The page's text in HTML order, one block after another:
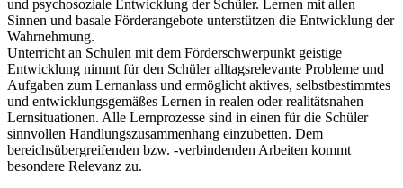
und psychosoziale Entwicklung der Schüler. Lernen mit allen
Sinnen und basale Förderangebote unterstützen die Entwicklung der
Wahrnehmung.
Unterricht an Schulen mit dem Förderschwerpunkt geistige
Entwicklung nimmt für den Schüler alltagsrelevante Probleme und
Aufgaben zum Lernanlass und ermöglicht aktives, selbstbestimmtes
und entwicklungsgemäßes Lernen in realen oder realitätsnahen
Lernsituationen. Alle Lernprozesse sind in einen für die Schüler
sinnvollen Handlungszusammenhang einzubetten. Dem
bereichsübergreifenden bzw. -verbindenden Arbeiten kommt
besondere Relevanz zu.